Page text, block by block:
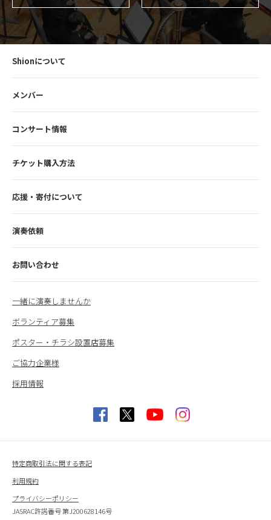
Shionについて
メンバー
コンサート情報
チケット購入方法
応援・寄付について
演奏依頼
お問い合わせ
一緒に演奏しませんか
ボランティア募集
ポスター・チラシ設置店募集
ご協力企業様
採用情報
特定商取引法に関する表記
利用規約
プライバシーポリシー
JASRAC許諾番号 第J200628146号